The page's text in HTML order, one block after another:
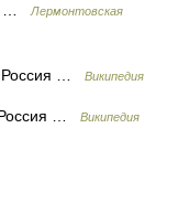
…
Лермонтовская
… Википедия
… Википедия